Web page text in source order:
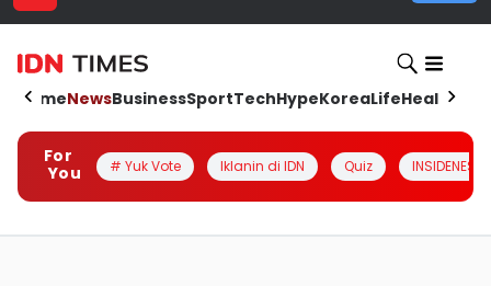
HomeNewsBusinessSportTechHypeKoreaLifeHealth
For
You
# Yuk Vote Iklanin di IDN Quiz INSIDENESIA